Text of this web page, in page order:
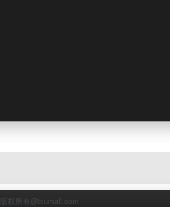
版权所有@biumall.com